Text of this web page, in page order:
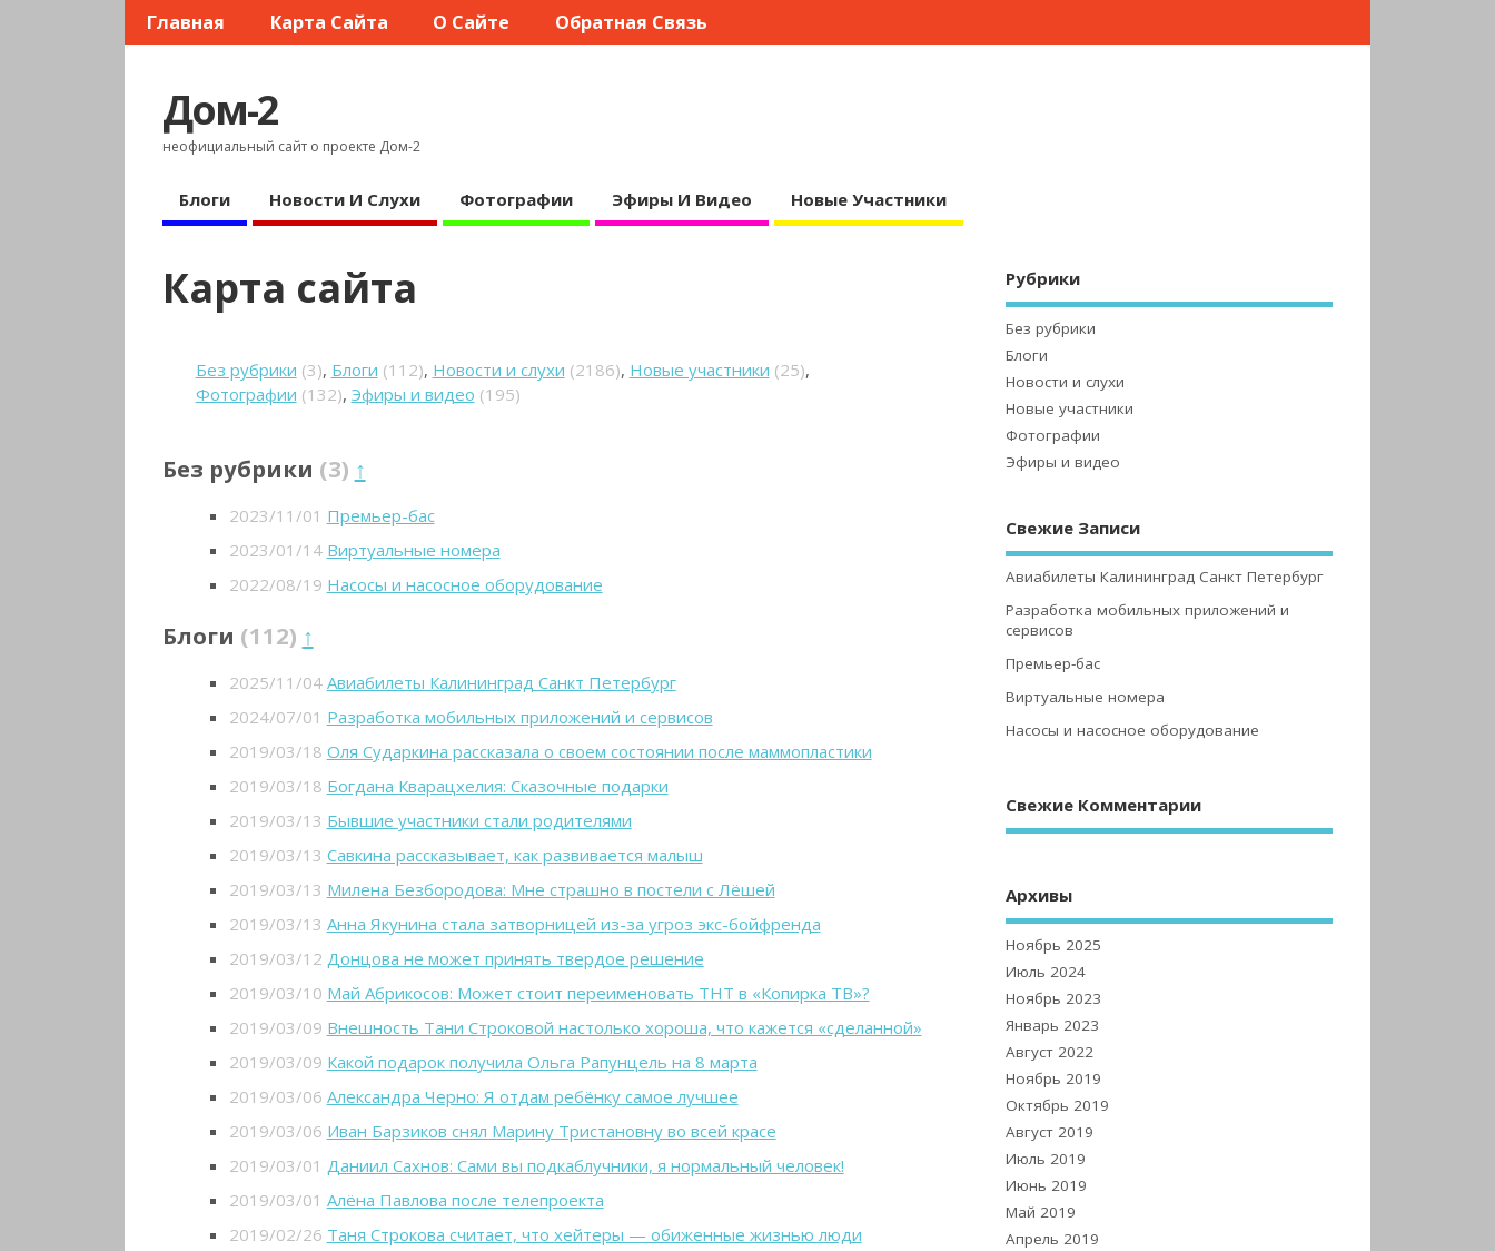
Главная Карта Сайта О Сайте Обратная Связь
Дом-2
неофициальный сайт о проекте Дом-2
Блоги Новости И Слухи Фотографии Эфиры И Видео Новые Участники
Карта сайта
Без рубрики (3), Блоги (112), Новости и слухи (2186), Новые участники (25),
Фотографии (132), Эфиры и видео (195)
Без рубрики (3) ↑
2023/11/01 Премьер-бас
2023/01/14 Виртуальные номера
2022/08/19 Насосы и насосное оборудование
Блоги (112) ↑
2025/11/04 Авиабилеты Калининград Санкт Петербург
2024/07/01 Разработка мобильных приложений и сервисов
2019/03/18 Оля Сударкина рассказала о своем состоянии после маммопластики
2019/03/18 Богдана Кварацхелия: Сказочные подарки
2019/03/13 Бывшие участники стали родителями
2019/03/13 Савкина рассказывает, как развивается малыш
2019/03/13 Милена Безбородова: Мне страшно в постели с Лёшей
2019/03/13 Анна Якунина стала затворницей из-за угроз экс-бойфренда
2019/03/12 Донцова не может принять твердое решение
2019/03/10 Май Абрикосов: Может стоит переименовать ТНТ в «Копирка ТВ»?
2019/03/09 Внешность Тани Строковой настолько хороша, что кажется «сделанной»
2019/03/09 Какой подарок получила Ольга Рапунцель на 8 марта
2019/03/06 Александра Черно: Я отдам ребёнку самое лучшее
2019/03/06 Иван Барзиков снял Марину Тристановну во всей красе
2019/03/01 Даниил Сахнов: Сами вы подкаблучники, я нормальный человек!
2019/03/01 Алёна Павлова после телепроекта
2019/02/26 Таня Строкова считает, что хейтеры — обиженные жизнью люди
Рубрики
Без рубрики
Блоги
Новости и слухи
Новые участники
Фотографии
Эфиры и видео
Свежие Записи
Авиабилеты Калининград Санкт Петербург
Разработка мобильных приложений и
сервисов
Премьер-бас
Виртуальные номера
Насосы и насосное оборудование
Свежие Комментарии
Архивы
Ноябрь 2025
Июль 2024
Ноябрь 2023
Январь 2023
Август 2022
Ноябрь 2019
Октябрь 2019
Август 2019
Июль 2019
Июнь 2019
Май 2019
Апрель 2019